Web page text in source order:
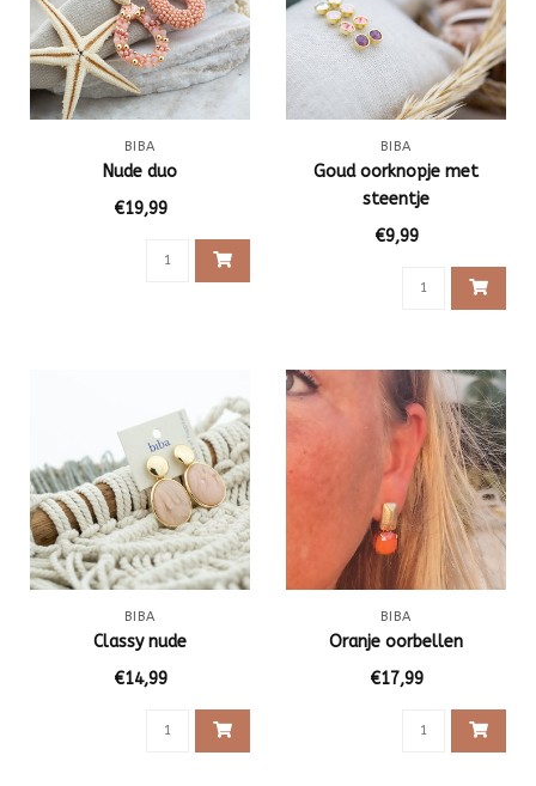
BIBA
Nude duo
€19,99
BIBA
Goud oorknopje met
steentje
€9,99
BIBA
Classy nude
€14,99
BIBA
Oranje oorbellen
€17,99